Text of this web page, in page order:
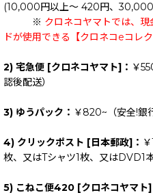
(10,000円以上～ 420円、
※ クロネコヤマトでは、
ドが使用できる【クロネコeコレ
2) 宅急便 [クロネコヤマト]： ￥
認後配送）
3) ゆうパック： ￥820~（安全!銀
4) クリックポスト [日本郵政]：
枚、又はTシャツ1枚、又はDVD1
5) こねこ便420 [クロネコヤマト]